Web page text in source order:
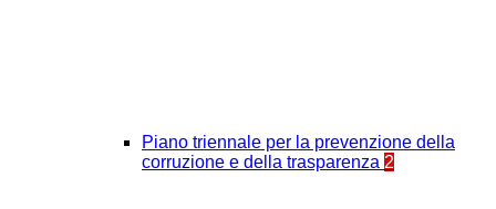
Piano triennale per la prevenzione della
corruzione e della trasparenza 2